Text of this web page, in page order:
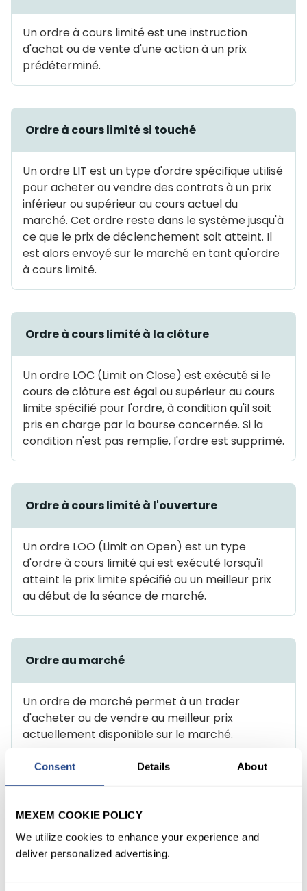
Consent Details About
MEXEM COOKIE POLICY
We utilize cookies to enhance your experience and
deliver personalized advertising.
Un ordre à cours limité est une instruction
d'achat ou de vente d'une action à un prix
prédéterminé.
Ordre à cours limité si touché
Un ordre LIT est un type d'ordre spécifique utilisé
pour acheter ou vendre des contrats à un prix
inférieur ou supérieur au cours actuel du
marché. Cet ordre reste dans le système jusqu'à
ce que le prix de déclenchement soit atteint. Il
est alors envoyé sur le marché en tant qu'ordre
à cours limité.
Ordre à cours limité à la clôture
Un ordre LOC (Limit on Close) est exécuté si le
cours de clôture est égal ou supérieur au cours
limite spécifié pour l'ordre, à condition qu'il soit
pris en charge par la bourse concernée. Si la
condition n'est pas remplie, l'ordre est supprimé.
Ordre à cours limité à l'ouverture
Un ordre LOO (Limit on Open) est un type
d'ordre à cours limité qui est exécuté lorsqu'il
atteint le prix limite spécifié ou un meilleur prix
au début de la séance de marché.
Ordre au marché
Un ordre de marché permet à un trader
d'acheter ou de vendre au meilleur prix
actuellement disponible sur le marché.
Un ordre MIT (Market If Touched) est un type
d'ordre utilisé pour acheter ou vendre des titres